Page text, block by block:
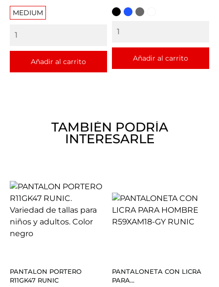
MEDIUM
Añadir al carrito
NEGRO
AZULGRIS
Añadir al carrito
TAMBIÉN PODRÍA
INTERESARLE
PANTALON PORTERO
R11GK47 RUNIC
PANTALONETA CON LICRA
PARA...